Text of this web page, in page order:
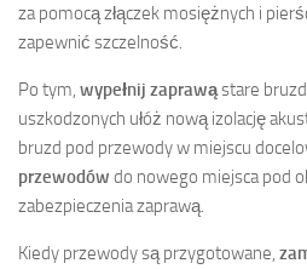
za pomocą złączek mosiężnych i
zapewnić szczelność.
Po tym, wypełnij zaprawąstare
uszkodzonych ułóż nową izolację
bruzd pod przewody w miejscu
przewodów do nowego miejsca pod
zabezpieczenia zaprawą.
Kiedy przewody są przygotowane,